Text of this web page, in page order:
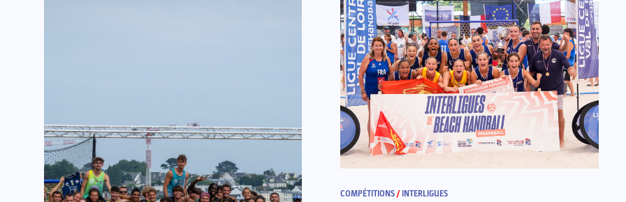
COMPÉTITIONS / INTERLIGUES